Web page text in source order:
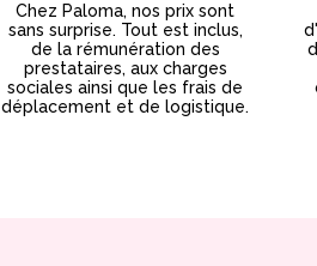
Chez Paloma, nos prix sont
sans surprise. Tout est inclus,
de la rémunération des
prestataires, aux charges
sociales ainsi que les frais de
déplacement et de logistique.